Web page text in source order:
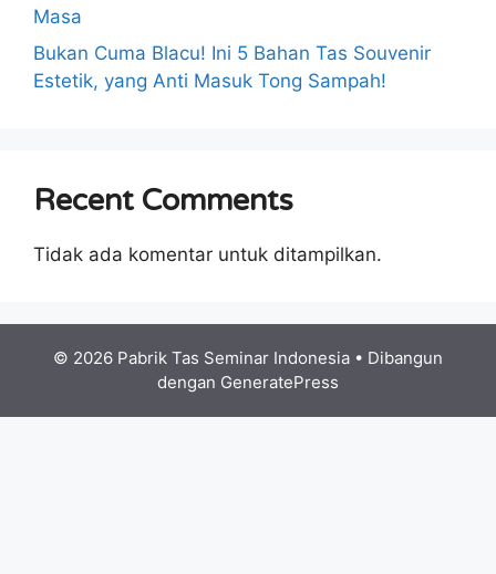
Masa
Bukan Cuma Blacu! Ini 5 Bahan Tas Souvenir
Estetik, yang Anti Masuk Tong Sampah!
Recent Comments
Tidak ada komentar untuk ditampilkan.
© 2026 Pabrik Tas Seminar Indonesia • Dibangun
dengan GeneratePress